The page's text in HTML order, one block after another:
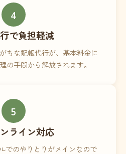
4
で負担軽減
ちな記帳代行が、基本料金に
の手間から解放されます。
5
ライン対応
でのやりとりがメインなので